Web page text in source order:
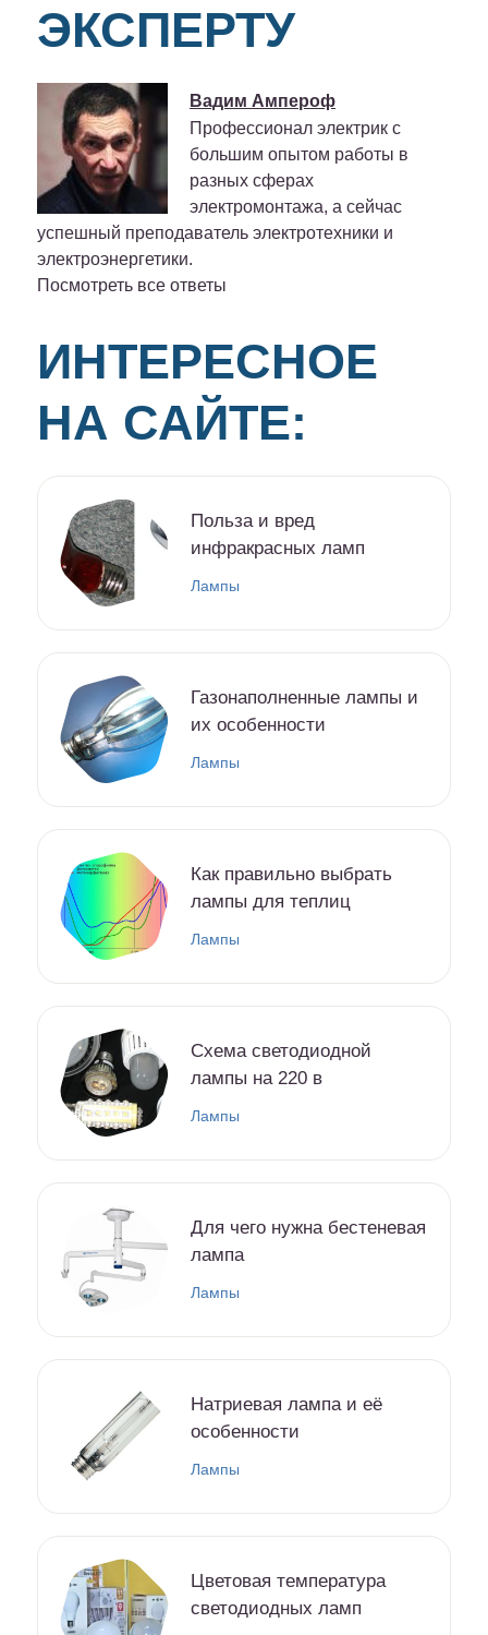
ЭКСПЕРТУ
Вадим Ампероф
Профессионал электрик с
большим опытом работы в
разных сферах
электромонтажа, а сейчас
успешный преподаватель электротехники и
электроэнергетики.
Посмотреть все ответы
ИНТЕРЕСНОЕ
НА САЙТЕ:
Польза и вред
инфракрасных ламп
Лампы
Газонаполненные лампы и
их особенности
Лампы
Как правильно выбрать
лампы для теплиц
Лампы
Схема светодиодной
лампы на 220 в
Лампы
Для чего нужна бестеневая
лампа
Лампы
Натриевая лампа и её
особенности
Лампы
Цветовая температура
светодиодных ламп